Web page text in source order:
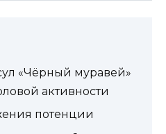
«Чёрный муравей»
активности
потенции